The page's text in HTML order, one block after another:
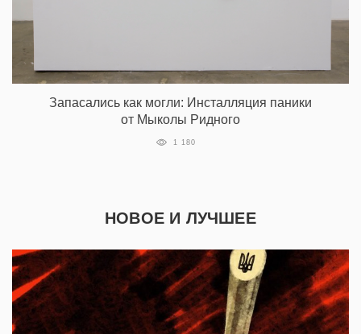
Запасались как могли: Инсталляция паники
от Мыколы Ридного
1 180
НОВОЕ И ЛУЧШЕЕ